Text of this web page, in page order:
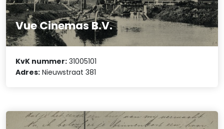
Vue Cinemas B.V.
KvK nummer: 31005101
Adres: Nieuwstraat 381